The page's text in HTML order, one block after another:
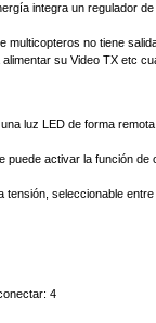
integra un regulador de
multicopteros no tiene
alimentar su Video TX etc
luz LED de forma remota
puede activar la función de
tensión, seleccionable entre
4